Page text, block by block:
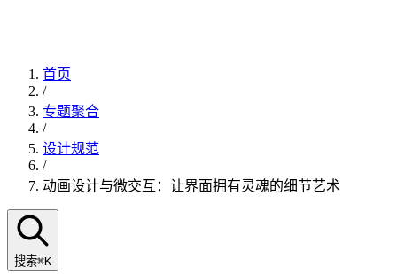
首页
/
专题聚合
/
设计规范
/
动画设计与微交互：让界面拥有灵魂的细节艺术
搜索⌘K